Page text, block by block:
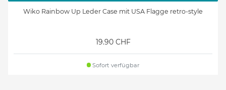
Wiko Rainbow Up Leder Case mit USA Flagge retro-style
19.90 CHF
Sofort verfügbar